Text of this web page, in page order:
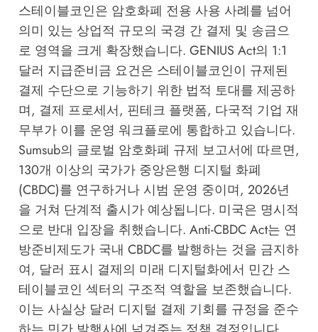
스테이블코인은 암호화폐 전용 사용 사례를 넘어
의미 있는 상업적 규모의 국경 간 결제 및 송금으
로 영역을 크게 확장했습니다. GENIUS Act의 1:1
달러 지급준비금 요건은 스테이블코인이 규제된
결제 수단으로 기능하기 위한 법적 토대를 제공하
며, 결제 프로세서, 핀테크 플랫폼, 다국적 기업 재
무부가 이를 운영 워크플로에 통합하고 있습니다.
Sumsub의 글로벌 암호화폐 규제 보고서에 따르면,
130개 이상의 국가가 중앙은행 디지털 화폐
(CBDC)를 연구하거나 시범 운영 중이며, 2026년
을 거쳐 단계적 출시가 예상됩니다. 미국은 명시적
으로 반대 입장을 취했습니다. Anti-CBDC Act는 연
방준비제도가 국내 CBDC를 발행하는 것을 금지하
여, 달러 표시 결제의 미래 디지털화에서 민간 스
테이블코인 섹터의 구조적 역할을 보존했습니다.
이는 사실상 달러 디지털 결제 기회를 규정을 준수